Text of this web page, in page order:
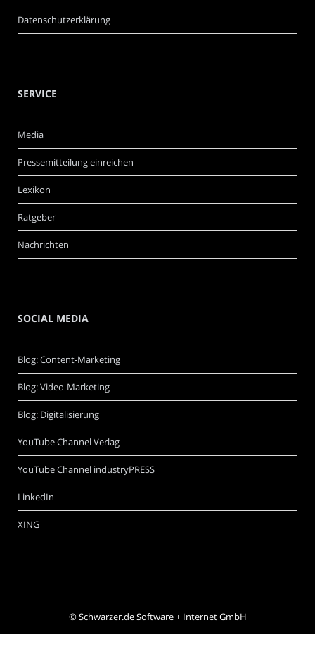
Datenschutzerklärung
SERVICE
Media
Pressemitteilung einreichen
Lexikon
Ratgeber
Nachrichten
SOCIAL MEDIA
Blog: Content-Marketing
Blog: Video-Marketing
Blog: Digitalisierung
YouTube Channel Verlag
YouTube Channel industryPRESS
LinkedIn
XING
©Schwarzer.de Software + Internet GmbH